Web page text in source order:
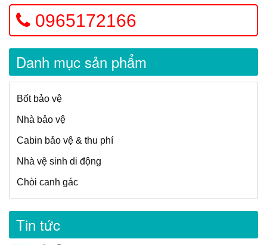
0965172166
Danh mục sản phẩm
Bốt bảo vệ
Nhà bảo vệ
Cabin bảo vệ & thu phí
Nhà vệ sinh di động
Chòi canh gác
Tin tức